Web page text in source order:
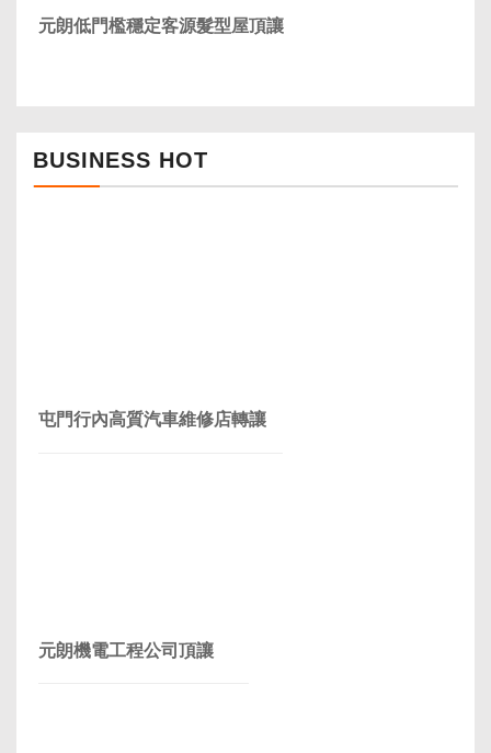
元朗低門檻穩定客源髮型屋頂讓
BUSINESS HOT
屯門行內高質汽車維修店轉讓
元朗機電工程公司頂讓